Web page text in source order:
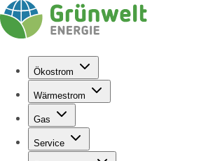
Ökostrom
Wärmestrom
Gas
Service